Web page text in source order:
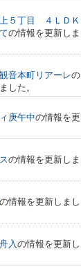
５丁目 ４ＬＤＫ
の情報を更新しま
音本町リアーレの
した。
庚午中の情報を更
の情報を更新しま
の情報を更新しまし
入の情報を更新し